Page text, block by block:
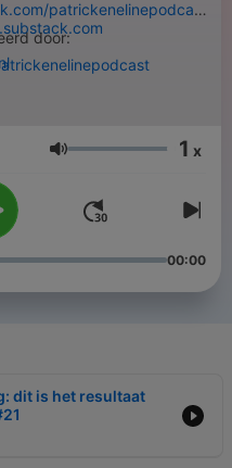
patrickenelinepodcast
door:
Ένταση 1 x
00:00
dit is het resultaat